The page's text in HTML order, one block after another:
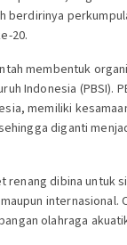
berdirinya
20.
membentuk
Indonesia (PBSI).
memiliki
diganti
renang dibina untuk
internasional.
olahraga